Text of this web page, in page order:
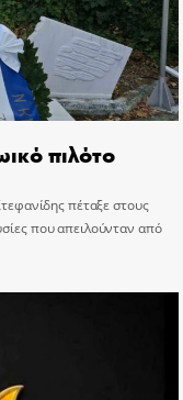
πιλότο
πέταξε στους
που απειλούνταν από